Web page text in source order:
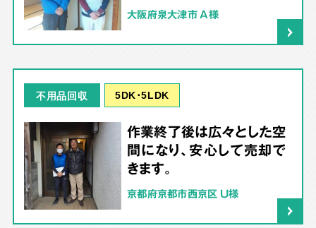
大阪府泉大津市 A様
不用品回収 5DK･5LDK
作業終了後は広々とした空
間になり、安心して売却で
きます。
京都府京都市西京区 U様